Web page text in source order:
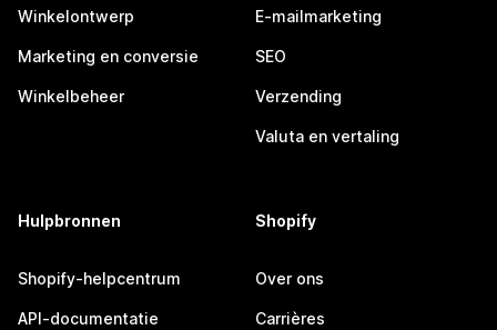
Winkelontwerp
Marketing en conversie
Winkelbeheer
E-mailmarketing
SEO
Verzending
Valuta en vertaling
Hulpbronnen
Shopify-helpcentrum
API-documentatie
Shopify
Over ons
Carrières